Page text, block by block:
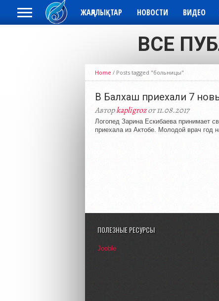
ЖАҢАЛЫҚТАР НОВОСТИ ВИДЕО
ВСЕ
Home / Posts tagged "больницы"
В Балхаш приехали 7
Авторkapligrozот 11.08.2017
Логопед Зарина Ескибаева принимает
приехала из Актобе. Молодой врач год
ПОЛЕЗНЫЕ РЕСУРСЫ
Jooble